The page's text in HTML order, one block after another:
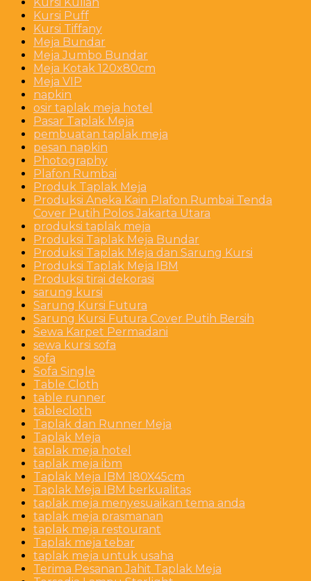
Kursi Kuliah
Kursi Puff
Kursi Tiffany
Meja Bundar
Meja Jumbo Bundar
Meja Kotak 120x80cm
Meja VIP
napkin
osir taplak meja hotel
Pasar Taplak Meja
pembuatan taplak meja
pesan napkin
Photography
Plafon Rumbai
Produk Taplak Meja
Produksi Aneka Kain Plafon Rumbai Tenda
Cover Putih Polos Jakarta Utara
produksi taplak meja
Produksi Taplak Meja Bundar
Produksi Taplak Meja dan Sarung Kursi
Produksi Taplak Meja IBM
Produksi tirai dekorasi
sarung kursi
Sarung Kursi Futura
Sarung Kursi Futura Cover Putih Bersih
Sewa Karpet Permadani
sewa kursi sofa
sofa
Sofa Single
Table Cloth
table runner
tablecloth
Taplak dan Runner Meja
Taplak Meja
taplak meja hotel
taplak meja ibm
Taplak Meja IBM 180X45cm
Taplak Meja IBM berkualitas
taplak meja menyesuaikan tema anda
taplak meja prasmanan
taplak meja restourant
Taplak meja tebar
taplak meja untuk usaha
Terima Pesanan Jahit Taplak Meja